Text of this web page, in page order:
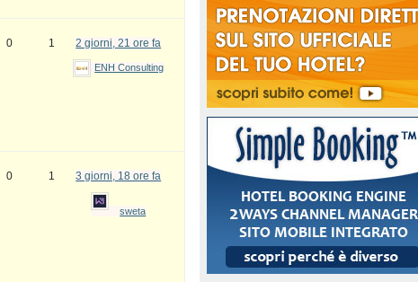
0 1 2 giorni, 21 ore fa
ENH Consulting
0 1 3 giorni, 18 ore fa
sweta